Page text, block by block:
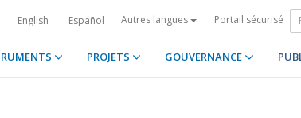
English Español Autres langues Portail sécurisé
PROJETS GOUVERNANCE